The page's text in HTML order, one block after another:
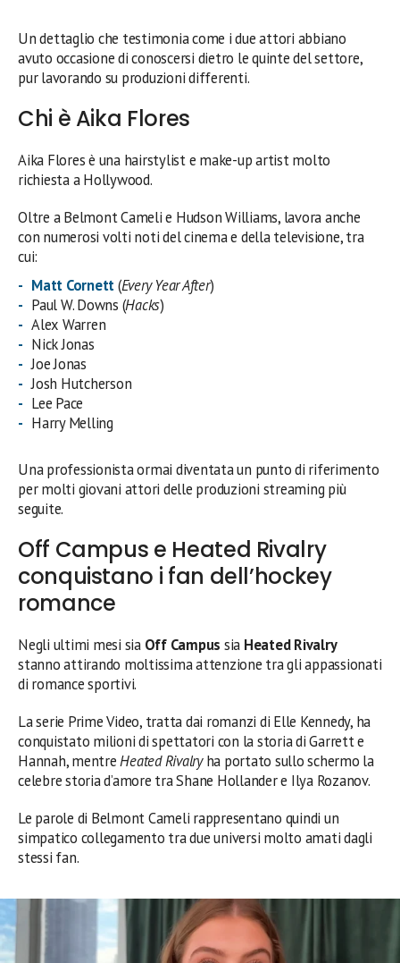
Un dettaglio che testimonia come i due attori abbiano
avuto occasione di conoscersi dietro le quinte del settore,
pur lavorando su produzioni differenti.
Chi è Aika Flores
Aika Flores è una hairstylist e make-up artist molto
richiesta a Hollywood.
Oltre a Belmont Cameli e Hudson Williams, lavora anche
con numerosi volti noti del cinema e della televisione, tra
cui:
Matt Cornett(Every Year After)
Paul W. Downs (Hacks)
Alex Warren
Nick Jonas
Joe Jonas
Josh Hutcherson
Lee Pace
Harry Melling
Una professionista ormai diventata un punto di riferimento
per molti giovani attori delle produzioni streaming più
seguite.
Off Campus e Heated Rivalry
conquistano i fan dell’hockey
romance
Negli ultimi mesi sia Off Campus sia Heated Rivalry
stanno attirando moltissima attenzione tra gli appassionati
di romance sportivi.
La serie Prime Video, tratta dai romanzi di Elle Kennedy, ha
conquistato milioni di spettatori con la storia di Garrett e
Hannah, mentreHeated Rivalryha portato sullo schermo la
celebre storia d’amore tra Shane Hollander e Ilya Rozanov.
Le parole di Belmont Cameli rappresentano quindi un
simpatico collegamento tra due universi molto amati dagli
stessi fan.